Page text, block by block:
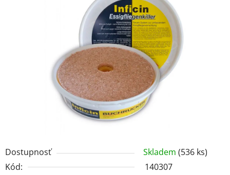
Dostupnosť Skladem (536 ks)
Kód:
140307